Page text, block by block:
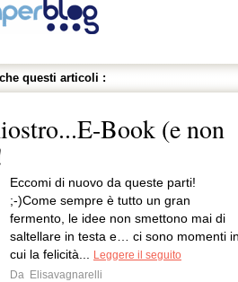
questi articoli :
Book (e non
Eccomi di nuovo da queste parti!
;-)Come sempre è tutto un gran
fermento, le idee non smettono mai di
saltellare in testa e… ci sono momenti
cui la felicità...
Leggere il seguito
Da Elisavagnarelli